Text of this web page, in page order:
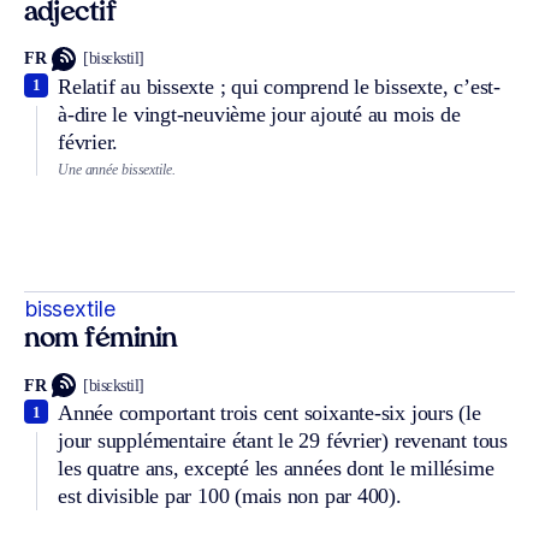
adjectif
FR [bisɛkstil]
Relatif au bissexte ; qui comprend le bissexte, c’est-
à-dire le vingt-neuvième jour ajouté au mois de
février.
1
Une année bissextile.
bissextile
nom féminin
FR [bisɛkstil]
Année comportant trois cent soixante-six jours (le
jour supplémentaire étant le 29 février) revenant tous
les quatre ans, excepté les années dont le millésime
est divisible par 100 (mais non par 400).
1